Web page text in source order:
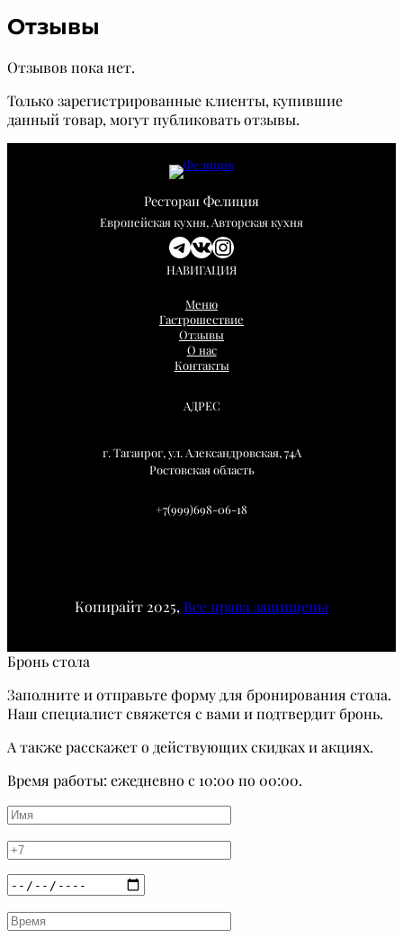
и
—
р
а
й
Отзывы
Отзывов пока нет.
Только зарегистрированные клиенты, купившие
данный товар, могут публиковать отзывы.
Ресторан Фелиция
Европейская кухня, Авторская кухня
TelegramВКонтакте Instagram
НАВИГАЦИЯ
Меню
Гастрошествие
Отзывы
О нас
Контакты
АДРЕС
г. Таганрог, ул. Александровская, 74А
Ростовская область
+7(999)698-06-18
Копирайт 2025, Все права защищены
Бронь стола
Заполните и отправьте форму для бронирования стола.
Наш специалист свяжется с вами и подтвердит бронь.
А также расскажет о действующих скидках и акциях.
Время работы: ежедневно с 10:00 по 00:00.